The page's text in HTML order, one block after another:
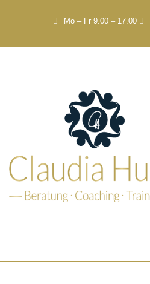
Mo – Fr 9.00 – 17.00